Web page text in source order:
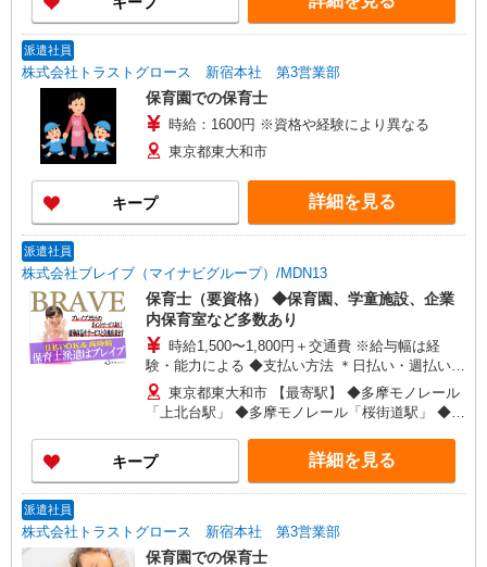
派遣社員
株式会社トラストグロース 新宿本社 第3営業部
保育園での保育士
時給：1600円 ※資格や経験により異なる
東京都東大和市
キープ 詳細を見る
派遣社員
株式会社ブレイブ（マイナビグループ）/MDN13
保育士（要資格） ◆保育園、学童施設、企業
内保育室など多数あり
時給1,500〜1,800円＋交通費 ※給与幅は経
験・能力による ◆支払い方法 ＊日払い・週払い可
◆交通費：別途全額支給 ※当社規定あり
東京都東大和市 【最寄駅】 ◆多摩モノレール
「上北台駅」 ◆多摩モノレール「桜街道駅」 ◆西
務地あります！
キープ 詳細を見る
派遣社員
株式会社トラストグロース 新宿本社 第3営業部
保育園での保育士